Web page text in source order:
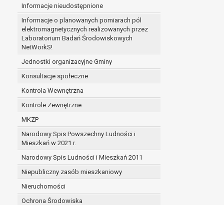
Informacje nieudostępnione
Informacje o planowanych pomiarach pól
elektromagnetycznych realizowanych przez
Laboratorium Badań Środowiskowych
NetWorkS!
Jednostki organizacyjne Gminy
Konsultacje społeczne
Kontrola Wewnętrzna
Kontrole Zewnętrzne
MKZP
Narodowy Spis Powszechny Ludności i
Mieszkań w 2021 r.
Narodowy Spis Ludności i Mieszkań 2011
Niepubliczny zasób mieszkaniowy
Nieruchomości
Ochrona Środowiska